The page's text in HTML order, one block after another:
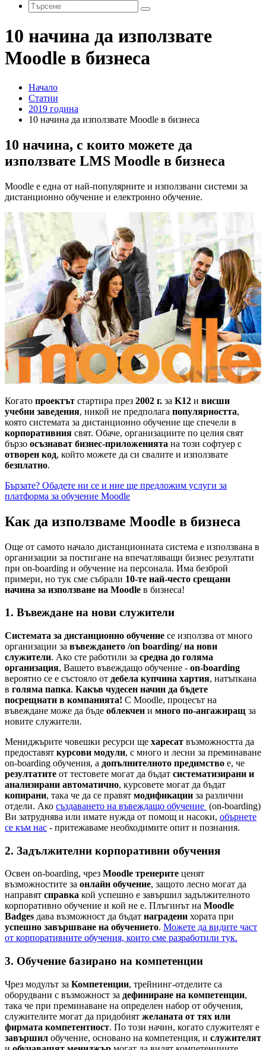
10 начина да използвате
Moodle в бизнеса
Начало
Статии
2019 година
10 начина да използвате Moodle в бизнеса
10 начина, с които можете да
използвате LMS Moodle в бизнесa
Moodle е една от най-популярните и използвани системи за
дистанционно обучение и електронно обучение.
Когато проектът стартира през 2002 г. за K12 и висши
учебни заведения, никой не предполага популярността,
която системата за дистанционно обучение ще спечели в
корпоративния свят. Обаче, организациите по целия свят
бързо осъзнават бизнес-приложенията на този софтуер с
отворен код, който можете да си свалите и използвате
безплатно.
Бързате? Обадете ни се и ние ще предложим услуги за
платформа за обучение Moodle
Как да използваме Moodle в бизнеса
Още от самото начало дистанционната система е използвана в
организации за постигане на впечатляващи бизнес резултати
при on-boarding и обучение на персонала. Има безброй
примери, но тук сме събрали 10-те най-често срещани
начина за използване на Moodle в бизнеса!
1. Въвеждане на нови служители
Системата за дистанционно обучение се използва от много
организации за въвеждането /on boarding/ на нови
служители. Ако сте работили за средна до голяма
организация, Вашето въвеждащо обучение - on-boarding
вероятно се е състояло от дебела купчина хартия, натъпкана
в голяма папка. Какъв чудесен начин да бъдете
посрещнати в компанията! С Moodle, процесът на
въвеждане може да бъде облекчен и много по-ангажиращ за
новите служители.
Мениджърите човешки ресурси ще харесат възможността да
предоставят курсови модули, с много и лесни за преминаване
on-boarding обучения, а допълнителното предимство е, че
резултатите от тестовете могат да бъдат систематизирани и
анализирани автоматично, курсовете могат да бъдат
копирани, така че да се правят модификации за различни
отдели. Ако създаването на въвеждащо обучение (on-boarding)
Ви затруднява или имате нужда от помощ и насоки, обърнете
се към нас - притежаваме необходимите опит и познания.
2. Задължителни корпоративни обучения
Освен on-boarding, чрез Moodle тренерите ценят
възможностите за онлайн обучение, защото лесно могат да
направят справка кой успешно е завършил задължителното
корпоративно обучение и кой не е. Плъгинът на Moodle
Badges дава възможност да бъдат наградени хората при
успешно завършване на обучението. Можете да видите част
от корпоративните обучения, които сме разработили тук.
3. Обучение базирано на компетенции
Чрез модулът за Компетенции, трейнинг-отделите са
оборудвани с възможност за дефиниране на компетенции,
така че при преминаване на определен набор от обучения,
служителите могат да придобият желаната от тях или
фирмата компетентност. По този начин, когато служителят е
завършил обучение, основано на компетенция, и служителят